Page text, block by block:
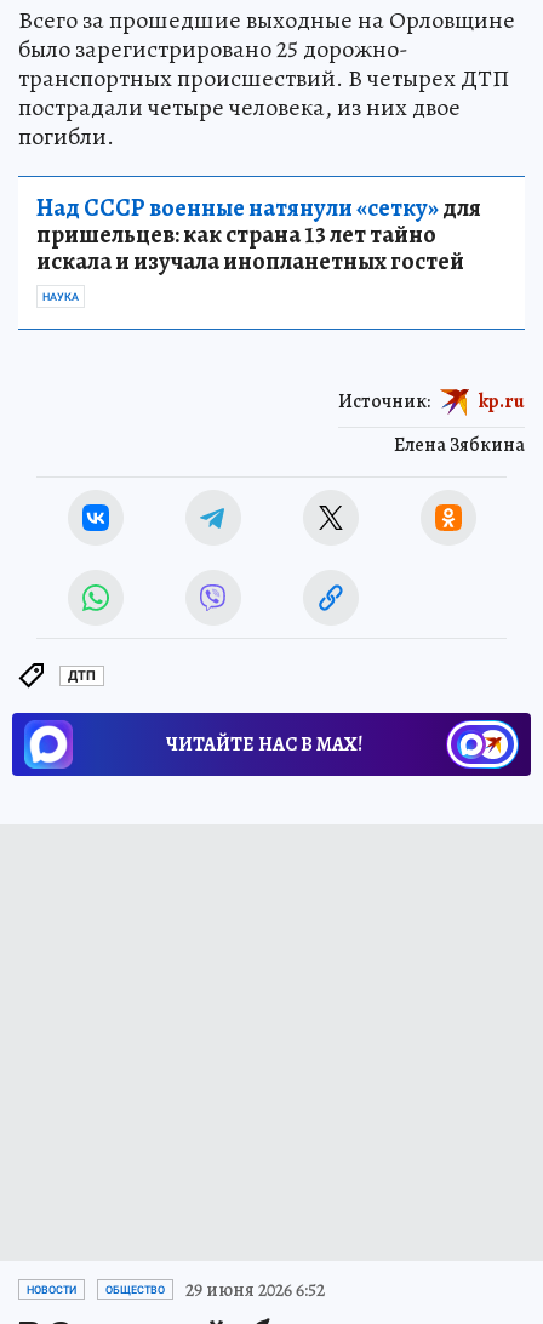
Всего за прошедшие выходные на Орловщине
было зарегистрировано 25 дорожно-
транспортных происшествий. В четырех ДТП
пострадали четыре человека, из них двое
погибли.
Над СССР военные натянули «сетку»для
пришельцев: как страна 13 лет тайно
искала и изучала инопланетных гостей
НАУКА
Елена Зябкина
Источник: kp.ru
ДТП
ЧИТАЙТЕ НАС В МАХ!
НОВОСТИ ОБЩЕСТВО 29 июня 2026 6:52